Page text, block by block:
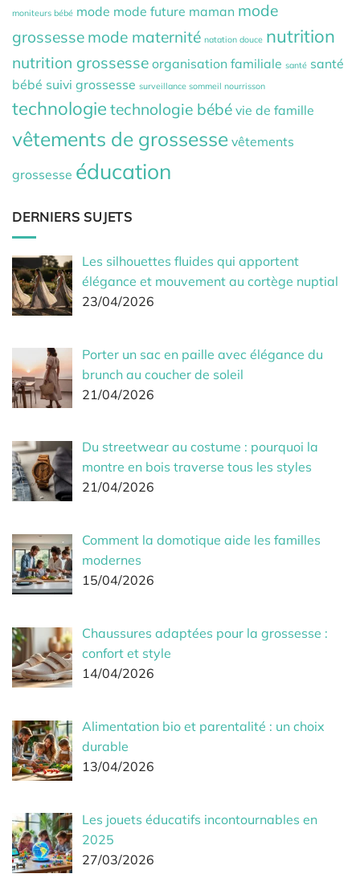
moniteurs bébé mode mode future maman mode
grossesse mode maternité natation douce nutrition
nutrition grossesse organisation familiale santé santé
bébé suivi grossesse surveillance sommeil nourrisson
technologie technologie bébé vie de famille
vêtements de grossesse vêtements
grossesse éducation
DERNIERS SUJETS
Les silhouettes fluides qui apportent
élégance et mouvement au cortège nuptial
23/04/2026
Porter un sac en paille avec élégance du
brunch au coucher de soleil
21/04/2026
Du streetwear au costume : pourquoi la
montre en bois traverse tous les styles
21/04/2026
Comment la domotique aide les familles
modernes
15/04/2026
Chaussures adaptées pour la grossesse :
confort et style
14/04/2026
Alimentation bio et parentalité : un choix
durable
13/04/2026
Les jouets éducatifs incontournables en
2025
27/03/2026